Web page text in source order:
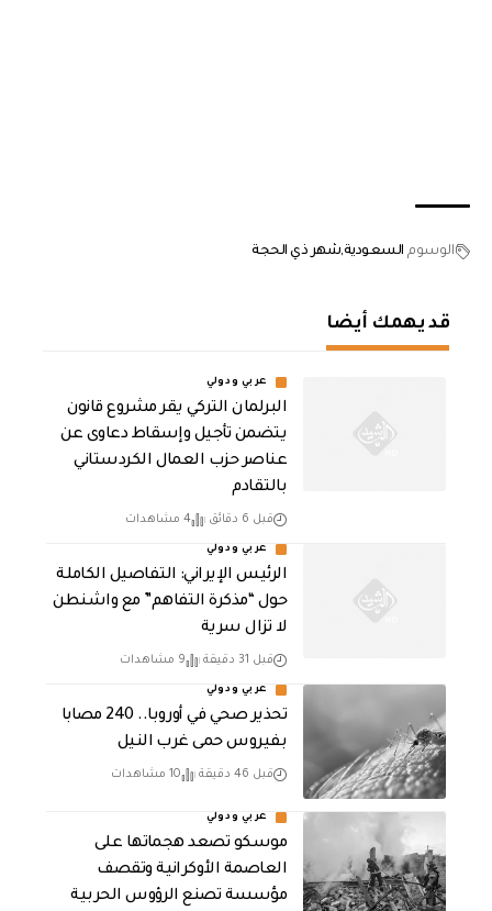
الوسوم السعوديةشهر ذي الحجة
قد يهمك أيضا
عربي ودولي
البرلمان التركي يقر مشروع قانون
يتضمن تأجيل وإسقاط دعاوى عن
عناصر حزب العمال الكردستاني
بالتقادم
قبل 6 دقائق 4 مشاهدات
عربي ودولي
الرئيس الإيراني: التفاصيل الكاملة
حول “مذكرة التفاهم” مع واشنطن
لا تزال سرية
قبل 31 دقيقة 9 مشاهدات
عربي ودولي
تحذير صحي في أوروبا.. 240 مصابا
بفيروس حمى غرب النيل
قبل 46 دقيقة 10 مشاهدات
عربي ودولي
موسكو تصعد هجماتها على
العاصمة الأوكرانية وتقصف
مؤسسة تصنع الرؤوس الحربية